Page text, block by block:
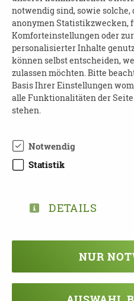
Frau Pelz
Telefon: 03741-222832
E-Mail:
Internet:https://
DOWNLOAD
TEILEN
notwendig sind, sowie solche,
anonymen Statistikzwecken,
Komforteinstellungen oder
personalisierter Inhalte
können selbst entscheiden,
zulassen möchten. Bitte
Basis Ihrer Einstellungen
alle Funktionalitäten der
stehen.
Notwendig
Statistik
DETAILS
NUR